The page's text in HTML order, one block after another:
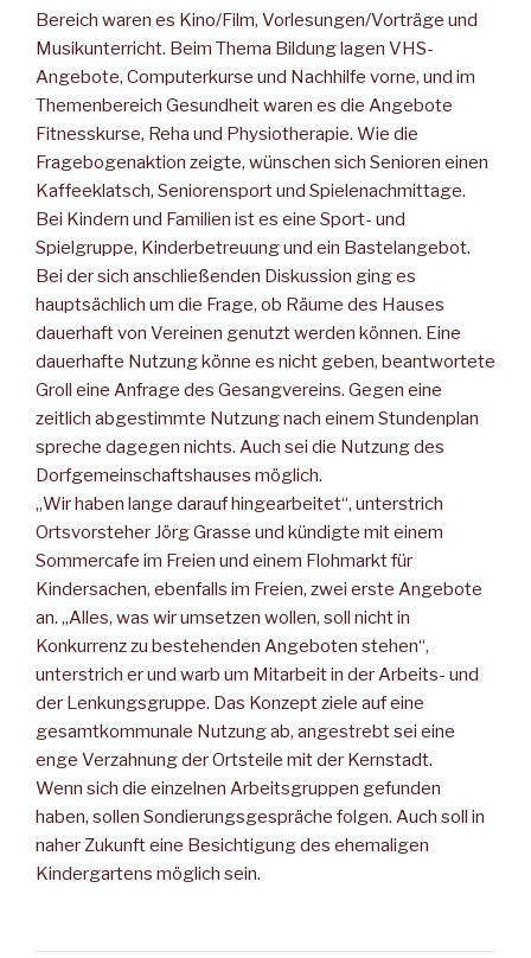
Bereich waren es Kino/Film, Vorlesungen/Vorträge und
Musikunterricht. Beim Thema Bildung lagen VHS-
Angebote, Computerkurse und Nachhilfe vorne, und im
Themenbereich Gesundheit waren es die Angebote
Fitnesskurse, Reha und Physiotherapie. Wie die
Fragebogenaktion zeigte, wünschen sich Senioren einen
Kaffeeklatsch, Seniorensport und Spielenachmittage.
Bei Kindern und Familien ist es eine Sport- und
Spielgruppe, Kinderbetreuung und ein Bastelangebot.
Bei der sich anschließenden Diskussion ging es
hauptsächlich um die Frage, ob Räume des Hauses
dauerhaft von Vereinen genutzt werden können. Eine
dauerhafte Nutzung könne es nicht geben, beantwortete
Groll eine Anfrage des Gesangvereins. Gegen eine
zeitlich abgestimmte Nutzung nach einem Stundenplan
spreche dagegen nichts. Auch sei die Nutzung des
Dorfgemeinschaftshauses möglich.
„Wir haben lange darauf hingearbeitet“, unterstrich
Ortsvorsteher Jörg Grasse und kündigte mit einem
Sommercafe im Freien und einem Flohmarkt für
Kindersachen, ebenfalls im Freien, zwei erste Angebote
an. „Alles, was wir umsetzen wollen, soll nicht in
Konkurrenz zu bestehenden Angeboten stehen“,
unterstrich er und warb um Mitarbeit in der Arbeits- und
der Lenkungsgruppe. Das Konzept ziele auf eine
gesamtkommunale Nutzung ab, angestrebt sei eine
enge Verzahnung der Ortsteile mit der Kernstadt.
Wenn sich die einzelnen Arbeitsgruppen gefunden
haben, sollen Sondierungsgespräche folgen. Auch soll in
naher Zukunft eine Besichtigung des ehemaligen
Kindergartens möglich sein.